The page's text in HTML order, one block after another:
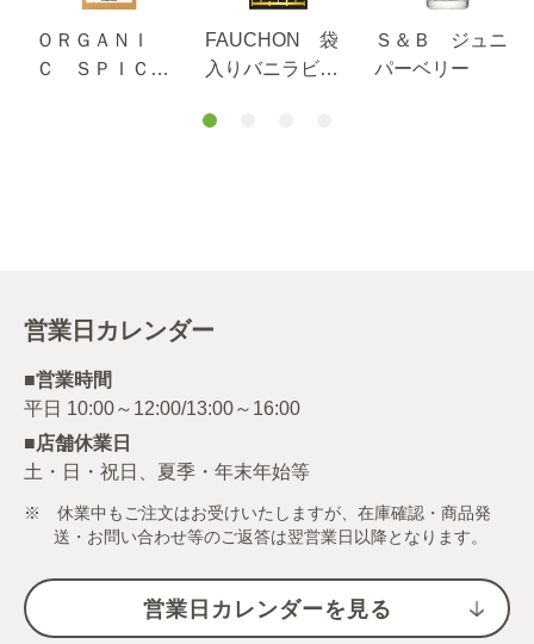
ＯＲＧＡＮＩ
Ｃ ＳＰＩＣ
FAUCHON 袋
入りバニラビー
Ｓ＆Ｂ ジュニ
パーベリー
営業日カレンダー
■営業時間
■店舗休業日
土・日・祝日、夏季・年末年始等
※ 休業中もご注文はお受けいたしますが、在庫確認・商品発
送・お問い合わせ等のご返答は翌営業日以降となります。
営業日カレンダーを見る